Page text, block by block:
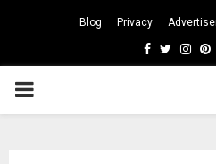
Blog Privacy
Facebook
Twitter
PRIMARY